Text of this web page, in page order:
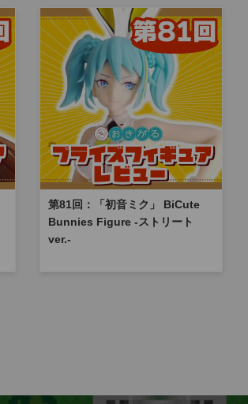
第81回：「初音ミク」 BiCute
Bunnies Figure -ストリート
ver.-